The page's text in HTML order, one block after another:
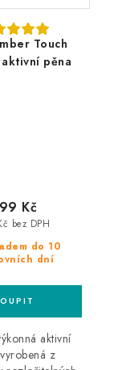
Touch
aktivní pěna
do 10
dní
bez DPH
Kč
aktivní
z